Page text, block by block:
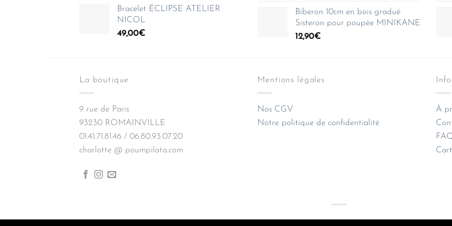
Bracelet ÉCLIPSE ATELIER
NICOL
49,00€
Biberon 10cm en bois gradué
Sisteron pour poupée MINIKANE
12,90€
La boutique
9 rue de Paris
93230 ROMAINVILLE
01.41.71.81.46 / 06.80.93.07.20
charlotte @ poumpilata.com
Mentions légales
Nos CGV
Notre politique de confidentialité
À